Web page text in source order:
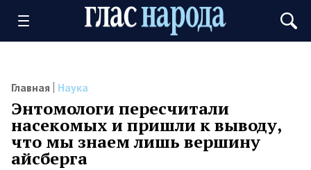
Главная Наука
Энтомологи пересчитали
насекомых и пришли к выводу,
что мы знаем лишь вершину
айсберга